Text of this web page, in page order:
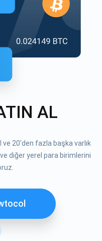
AL
ve 20'den fazla başka varlık
ve diğer yerel para birimlerini